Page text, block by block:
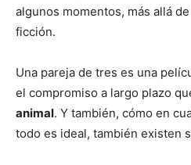
algunos momentos, más allá
ficción.
Una pareja de tres es una
el compromiso a largo plazo
animal. Y también, cómo en
todo es ideal, también existen